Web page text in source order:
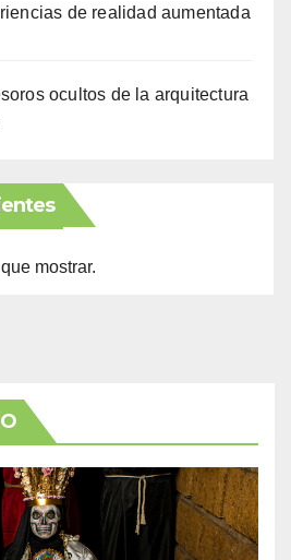
de realidad aumentada
ocultos de la arquitectura
mostrar.